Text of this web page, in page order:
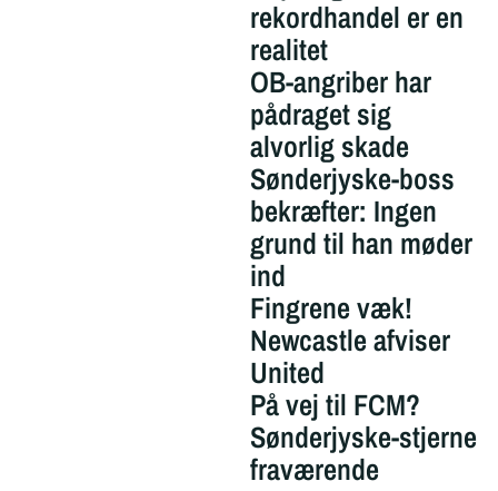
rekordhandel er en
realitet
OB-angriber har
pådraget sig
alvorlig skade
Sønderjyske-boss
bekræfter: Ingen
grund til han møder
ind
Fingrene væk!
Newcastle afviser
United
På vej til FCM?
Sønderjyske-stjerne
fraværende